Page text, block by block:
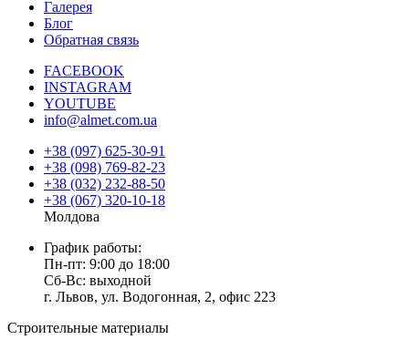
Галерея
Блог
Обратная связь
FACEBOOK
INSTAGRAM
YOUTUBE
info@almet.com.ua
+38 (097) 625-30-91
+38 (098) 769-82-23
+38 (032) 232-88-50
+38 (067) 320-10-18
Молдова
График работы:
Пн-пт: 9:00 до 18:00
Сб-Вс: выходной
г. Львов, ул. Водогонная, 2, офис 223
Строительные материалы